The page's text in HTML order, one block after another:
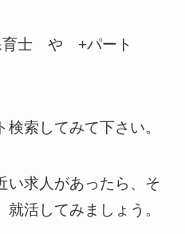
育士 や +パート
索してみて下さい。
い求人があったら、そ
活してみましょう。